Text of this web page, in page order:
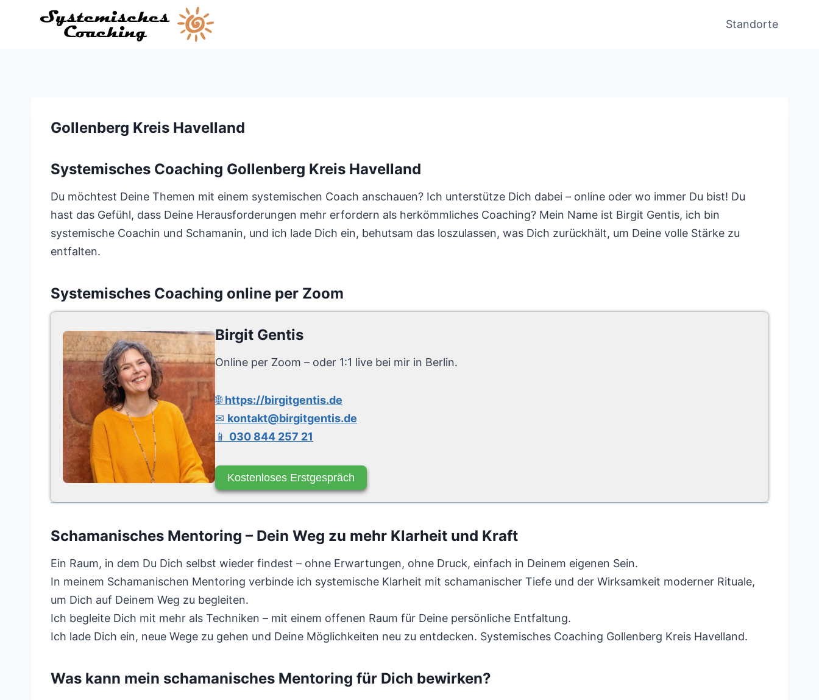
Standorte
Gollenberg Kreis Havelland
Systemisches Coaching Gollenberg Kreis Havelland
Du möchtest Deine Themen mit einem systemischen Coach anschauen? Ich unterstütze Dich dabei – online oder wo immer Du bist! Du
hast das Gefühl, dass Deine Herausforderungen mehr erfordern als herkömmliches Coaching? Mein Name ist Birgit Gentis, ich bin
systemische Coachin und Schamanin, und ich lade Dich ein, behutsam das loszulassen, was Dich zurückhält, um Deine volle Stärke zu
entfalten.
Systemisches Coaching online per Zoom
Birgit Gentis
Online per Zoom – oder 1:1 live bei mir in Berlin.
🌐https://birgitgentis.de
✉ kontakt@birgitgentis.de
📱 030 844 257 21
Kostenloses Erstgespräch
Schamanisches Mentoring – Dein Weg zu mehr Klarheit und Kraft
Ein Raum, in dem Du Dich selbst wieder findest – ohne Erwartungen, ohne Druck, einfach in Deinem eigenen Sein.
In meinem Schamanischen Mentoring verbinde ich systemische Klarheit mit schamanischer Tiefe und der Wirksamkeit moderner Rituale,
um Dich auf Deinem Weg zu begleiten.
Ich begleite Dich mit mehr als Techniken – mit einem offenen Raum für Deine persönliche Entfaltung.
Ich lade Dich ein, neue Wege zu gehen und Deine Möglichkeiten neu zu entdecken. Systemisches Coaching Gollenberg Kreis Havelland.
Was kann mein schamanisches Mentoring für Dich bewirken?